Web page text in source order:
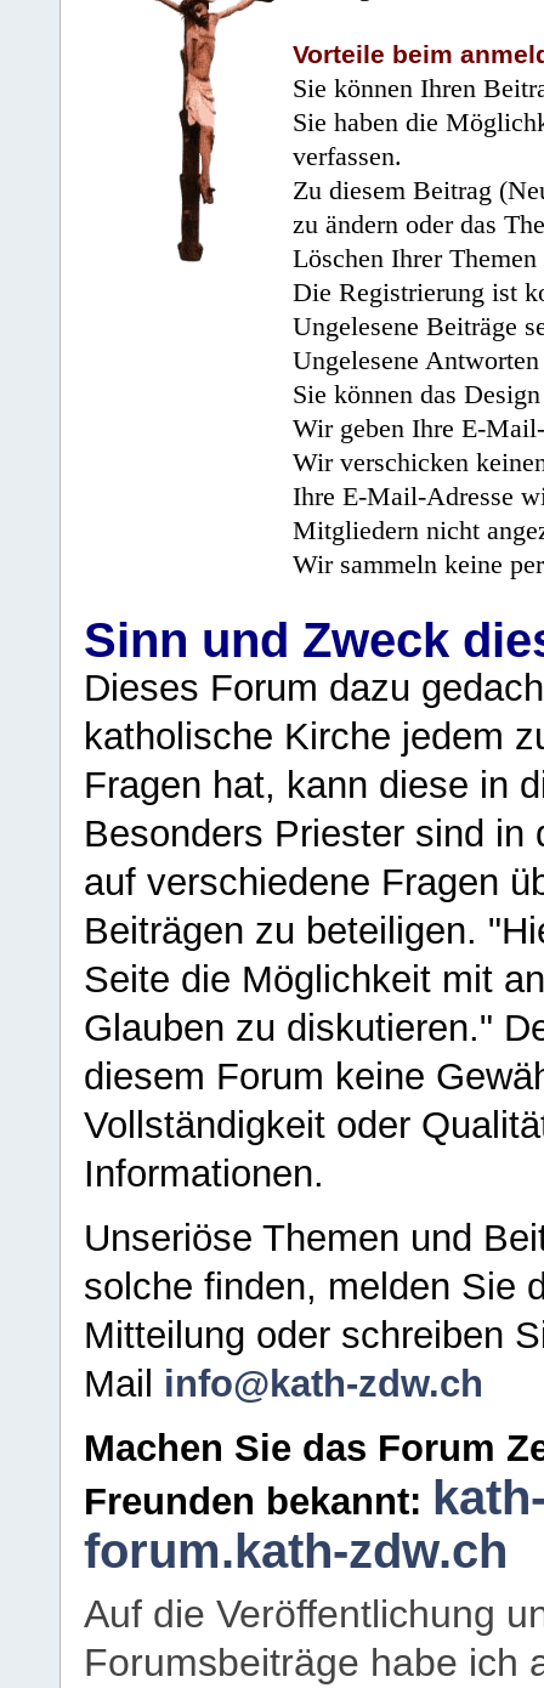
Vorteile beim
Sie können Ihren
Sie haben die
verfassen.
Zu diesem Beitrag
zu ändern oder das
Löschen Ihrer
Die Registrierung ist
Ungelesene Beiträge
Ungelesene
Sie können das
Wir geben Ihre E-
Wir verschicken
Ihre E-Mail-Adresse
Mitgliedern nicht
Wir sammeln keine
Sinn und Zweck
Dieses Forum dazu
katholische Kirche jedem
Fragen hat, kann diese in
Besonders Priester sind in
auf verschiedene Fragen
Beiträgen zu beteiligen.
Seite die Möglichkeit mit
Glauben zu diskutieren."
diesem Forum keine
Vollständigkeit oder
Informationen.
Unseriöse Themen und
solche finden, melden Sie
Mitteilung oder schreiben
Mail info@kath-zdw.ch
Machen Sie das Forum
Freunden bekannt:
forum.kath-zdw.ch
Auf die Veröffentlichung
Forumsbeiträge habe ich